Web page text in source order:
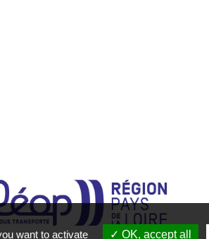
want to activate OK, accept all